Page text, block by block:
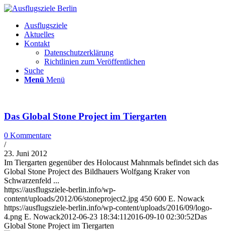
Ausflugsziele
Aktuelles
Kontakt
Datenschutzerklärung
Richtlinien zum Veröffentlichen
Suche
Menü Menü
Das Global Stone Project im Tiergarten
0 Kommentare
/
23. Juni 2012
Im Tiergarten gegenüber des Holocaust Mahnmals befindet sich das
Global Stone Project des Bildhauers Wolfgang Kraker von
Schwarzenfeld ...
https://ausflugsziele-berlin.info/wp-
content/uploads/2012/06/stoneproject2.jpg 450 600 E. Nowack
https://ausflugsziele-berlin.info/wp-content/uploads/2016/09/logo-
4.png E. Nowack2012-06-23 18:34:112016-09-10 02:30:52Das
Global Stone Project im Tiergarten